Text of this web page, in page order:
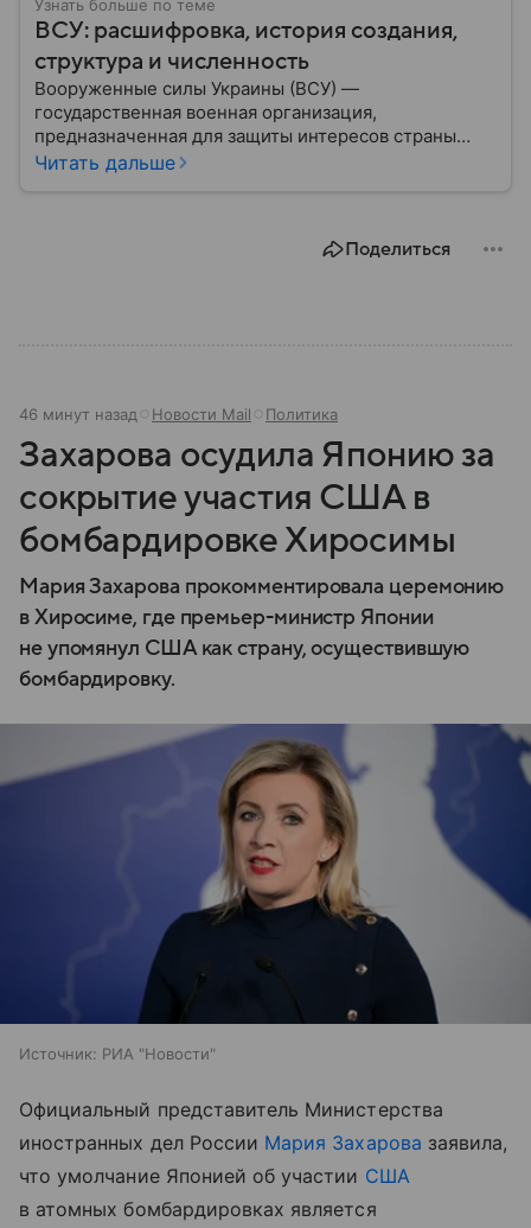
Узнать больше по теме
ВСУ: расшифровка, история создания,
структура и численность
Вооруженные силы Украины (ВСУ) —
государственная военная организация,
предназначенная для защиты интересов страны
военным путем. Была создана после
Читать дальше
Поделиться
46 минут назад Новости Mail Политика
Захарова осудила Японию за
сокрытие участия США в
бомбардировке Хиросимы
Мария Захарова прокомментировала церемонию
в Хиросиме, где премьер-министр Японии
не упомянул США как страну, осуществившую
бомбардировку.
Источник: РИА "Новости"
Официальный представитель Министерства
иностранных дел России Мария Захарова заявила,
что умолчание Японией об участии США
в атомных бомбардировках является